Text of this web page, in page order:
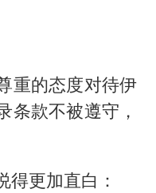
重的态度对待伊
条款不被遵守，
得更加直白：